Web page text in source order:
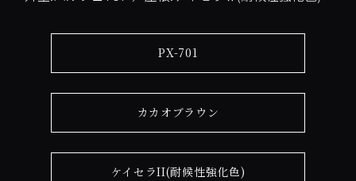
PX-701
カカオブラウン
ケイセラII(耐候性強化色)